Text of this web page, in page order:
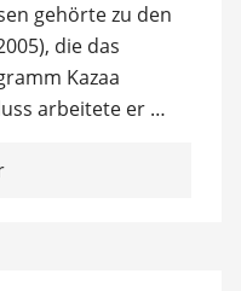
gehörte zu den
die das
Kazaa
arbeitete er …